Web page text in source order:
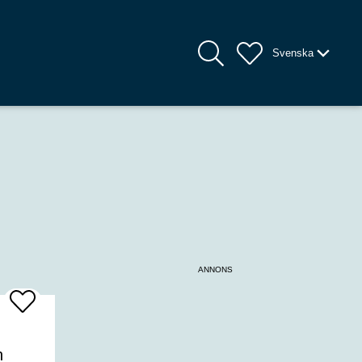
Svenska
Add
To
ANNONS